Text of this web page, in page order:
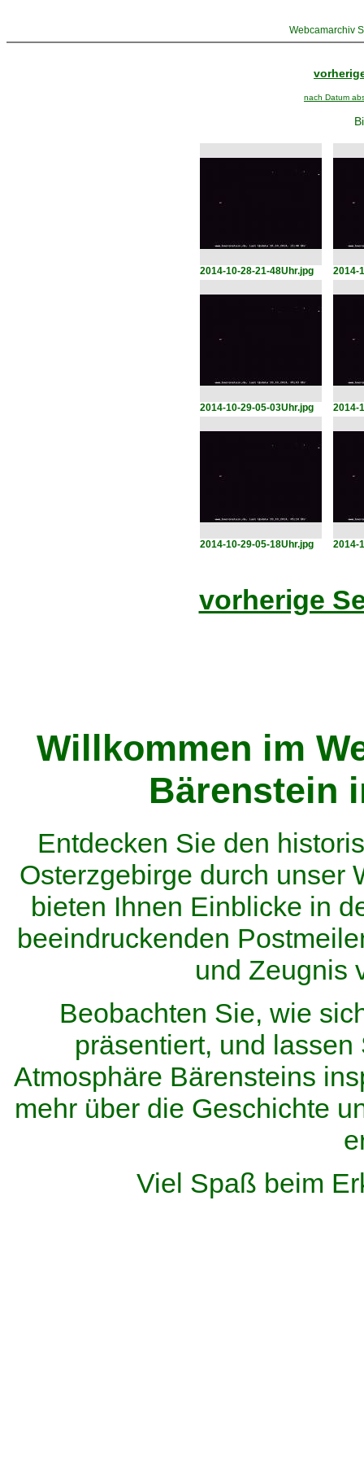
Webcamarchiv
nach Datum
2014-10-28-21-48Uhr.jpg 2014-
2014-10-29-05-03Uhr.jpg 2014-
2014-10-29-05-18Uhr.jpg 2014-
vorherige
Willkommen im
Bärenstein
Entdecken Sie den
Osterzgebirge durch unser
bieten Ihnen Einblicke in
beeindruckenden
und Zeugnis
Beobachten Sie, wie
präsentiert, und
Atmosphäre Bärensteins
mehr über die Geschichte
Viel Spaß beim